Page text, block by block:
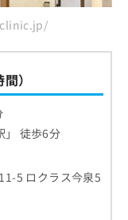
）
」 徒歩6分
5 ロクラス今泉5